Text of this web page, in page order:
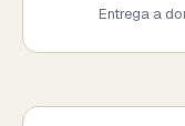
Entrega a